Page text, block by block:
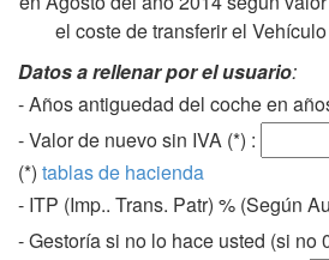
el coste de transferir el
Datos a rellenar por el usuario:
- Años antiguedad del coche en
- Valor de nuevo sin IVA (*) :
(*) tablas de hacienda
- ITP (Imp.. Trans. Patr) % (Según
- Gestoría si no lo hace usted (si no